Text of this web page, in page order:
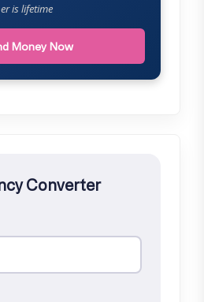
is lifetime
Money Now
Converter